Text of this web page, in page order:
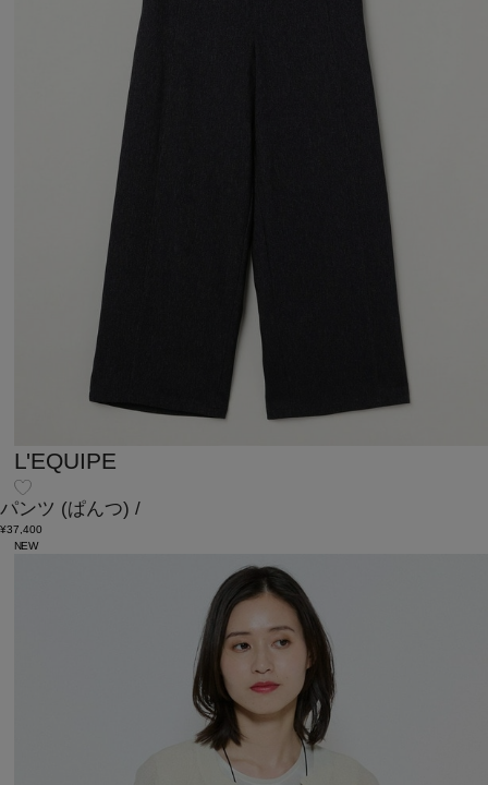
L'EQUIPE
パンツ (ぱんつ) /
¥37,400
NEW